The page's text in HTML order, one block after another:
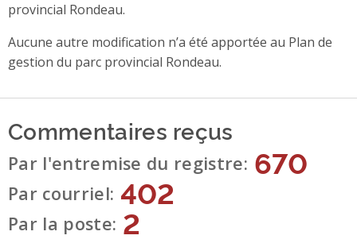
provincial Rondeau.
Aucune autre modification n’a été apportée au Plan de
gestion du parc provincial Rondeau.
Commentaires reçus
Par l'entremise du registre 670
Par courriel 402
Par la poste 2